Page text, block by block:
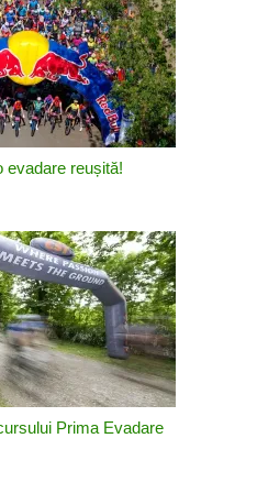
evadare reușită!
Prima Evadare